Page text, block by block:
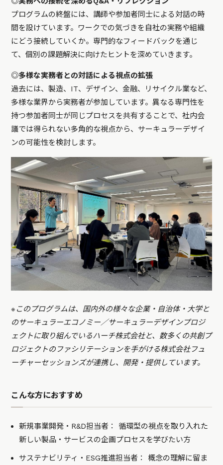
プログラムの終盤には、講師や参加者同士による対話の時
間を設けています。ワークでの気づきを自社の実務や組織
にどう接続していくか。専門的なフィードバックを通じ
て、個別の課題解決に向けたヒントを深めていきます。
◎多様な実務者との対話による視点の拡張
過去には、製造、IT、デザイン、金融、リサイクル業など、
多様な業界から実務者が参加しています。異なる専門性を
持つ参加者同士が同じプロセスを共有することで、社内会
議では得られない多角的な視点から、サーキュラーデザイ
ンの可能性を検討します。
※このプログラムは、国内外の様々な企業・自治体・大学と
のサーキュラーエコノミー／サーキュラーデザインプロジ
ェクトに取り組んでいるハーチ株式会社と、数多くの共創プ
ロジェクトのファシリテーションを手がける株式会社フュ
ーチャーセッションズが連携し、開発・提供しています。
こんな方におすすめ
新規事業開発・R&D担当者： 循環型の視点を取り入れた
新しい製品・サービスの企画プロセスを学びたい方
サステナビリティ・ESG推進担当者： 概念の理解に留ま